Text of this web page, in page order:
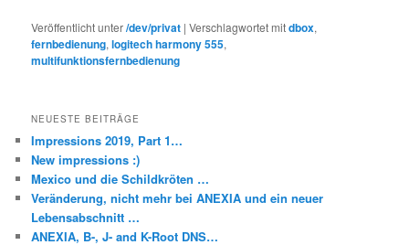
Veröffentlicht unter/dev/privat |Verschlagwortet mitdbox,
fernbedienung,logitech harmony 555,
multifunktionsfernbedienung
NEUESTE BEITRÄGE
Impressions 2019, Part 1…
New impressions :)
Mexico und die Schildkröten …
Veränderung, nicht mehr bei ANEXIA und ein neuer
Lebensabschnitt …
ANEXIA, B-, J- and K-Root DNS…